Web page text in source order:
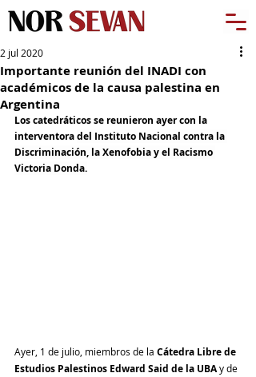
Importante reunión del INADI con
académicos de la causa palestina en
Argentina
2 jul 2020
Los catedráticos se reunieron ayer con la
interventora del Instituto Nacional contra la
Discriminación, la Xenofobia y el Racismo
Victoria Donda.
Ayer, 1 de julio, miembros de la Cátedra Libre de
Estudios Palestinos Edward Said de la UBA y de